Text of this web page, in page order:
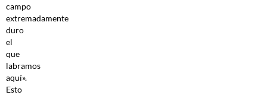
campo
extremadamente
duro
el
que
labramos
aquí».
Esto